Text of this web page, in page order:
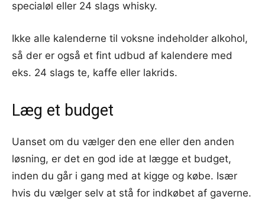
specialøl eller 24 slags whisky.
Ikke alle kalenderne til voksne indeholder alkohol,
så der er også et fint udbud af kalendere med
eks. 24 slags te, kaffe eller lakrids.
Læg et budget
Uanset om du vælger den ene eller den anden
løsning, er det en god ide at lægge et budget,
inden du går i gang med at kigge og købe. Især
hvis du vælger selv at stå for indkøbet af gaverne.